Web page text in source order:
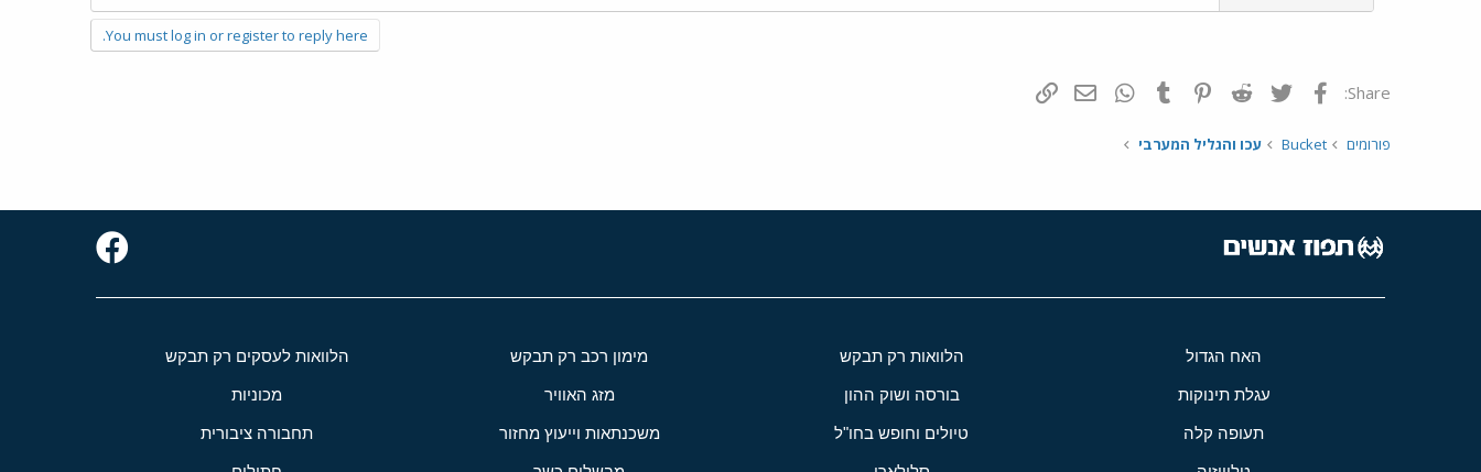
You must log in or register to reply here.
Share: פייסבוק Twitter
Reddit
Pinterest
Tumblr
WhatsAppדואר אלקטרוני
פורומים Bucket עכו והגליל המערבי
האח הגדול הלוואות רק תבקש מימון רכב רק תבקש הלוואות לעסקים רק תבקש
עגלת תינוקות בורסה ושוק ההון מזג האוויר מכוניות
תעופה קלה טיולים וחופש בחו"ל משכנתאות וייעוץ מחזור תחבורה ציבורית